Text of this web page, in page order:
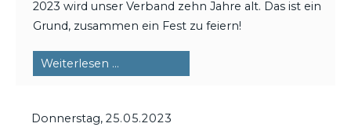
2023 wird unser Verband zehn Jahre alt. Das ist ein
Grund, zusammen ein Fest zu feiern!
Weiterlesen …
Donnerstag, 25.05.2023